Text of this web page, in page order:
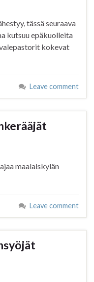
tässä seuraava
kutsuu epäkuolleita
kokevat
Leave comment
maalaiskylän
Leave comment